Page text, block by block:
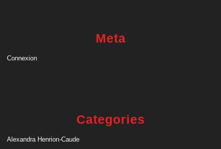
Meta
Connexion
Categories
Alexandra Henrion-Caude